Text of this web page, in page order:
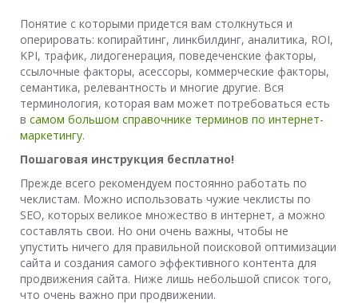
Понятие с которыми придется вам столкнуться и
оперировать: копирайтинг, линкбилдинг, аналитика, ROI,
KPI, трафик, лидогенерация, поведеченские факторы,
ссылочные факторы, асессоры, коммерческие факторы,
семантика, релевантность и многие другие. Вся
терминология, которая вам может потребоваться есть
в самом большом справочнике терминов по интернет-
маркетингу.
Пошаговая инструкция бесплатно!
Прежде всего рекомендуем постоянно работать по
чеклистам. Можно использовать чужие чеклисты по
SEO, которых великое множество в интернет, а можно
составлять свои. Но они очень важны, чтобы не
упустить ничего для правильной поисковой оптимизации
сайта и создания самого эффективного контента для
продвижения сайта. Ниже лишь небольшой список того,
что очень важно при продвижении.